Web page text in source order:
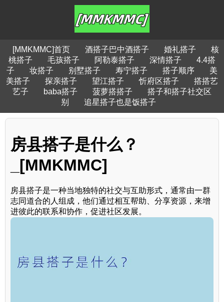
[MMKMMC]首页 酒搭子巴中酒搭子 婚礼搭子
核
桃搭子
毛孩搭子 阿勒泰搭子 深情搭子
4.4搭
子
妆搭子 别墅搭子 寿宁搭子 搭子顺序
美
美搭子
探亲搭子 望江搭子 忻府区搭子
搭搭艺
艺子
baba搭子 菠萝搭搭子
搭子和搭子社交区
别
追星搭子也是饭搭子
房县搭子是什么？
_[MMKMMC]
房县搭子是一种当地独特的社交与互助形式，通常由一群
志同道合的人组成，他们通过相互帮助、分享资源，来增
进彼此的联系和协作，促进社区发展。